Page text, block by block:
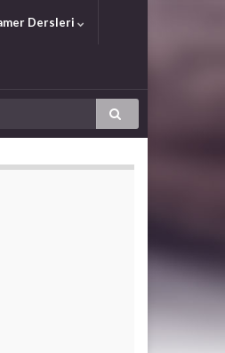
Dersleri